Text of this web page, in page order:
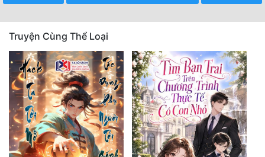
Quan Trường
Quân Sự
Sảng Văn
Sủng
Thanh Xuân
Truyện Cùng Thể Loại